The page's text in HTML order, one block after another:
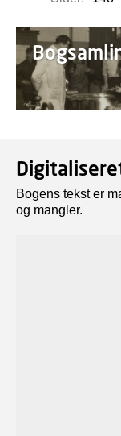
Bogens tekst er
og mangler.